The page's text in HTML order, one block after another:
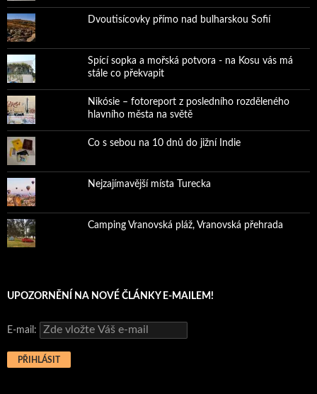
Dvoutisícovky přímo nad bulharskou Sofií
Spící sopka a mořská potvora - na Kosu vás má
stále co překvapit
Nikósie – fotoreport z posledního rozděleného
hlavního města na světě
Co s sebou na 10 dnů do jižní Indie
Nejzajímavější místa Turecka
Camping Vranovská pláž, Vranovská přehrada
UPOZORNĚNÍ NA NOVÉ ČLÁNKY E-MAILEM!
E-mail: